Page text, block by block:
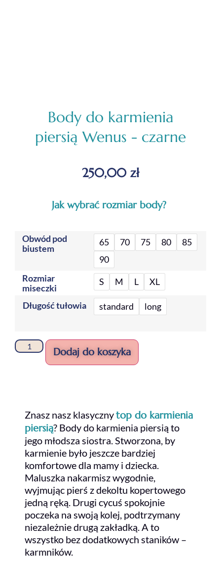
Body do karmienia
piersią Wenus - czarne
250,00 zł
Jak wybrać rozmiar body?
Obwód pod
biustem
65 70 75 80
85
90
Rozmiar
miseczki
S M L XL
Długość tułowia standard long
Dodaj do koszyka
Znasz nasz klasycznytop do karmienia
piersią? Body do karmienia piersią to
jego młodsza siostra. Stworzona, by
karmienie było jeszcze bardziej
komfortowe dla mamy i dziecka.
Maluszka nakarmisz wygodnie,
wyjmując pierś z dekoltu kopertowego
jedną ręką. Drugi cycuś spokojnie
poczeka na swoją kolej, podtrzymany
niezależnie drugą zakładką. A to
wszystko bez dodatkowych staników –
karmników.